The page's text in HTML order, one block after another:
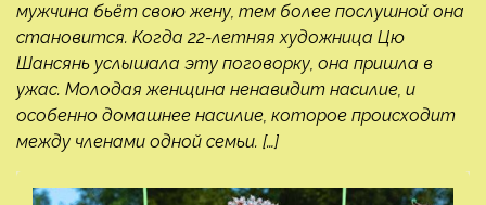
мужчина бьёт свою жену, тем более послушной она
становится. Когда 22-летняя художница Цю
Шансянь услышала эту поговорку, она пришла в
ужас. Молодая женщина ненавидит насилие, и
особенно домашнее насилие, которое происходит
между членами одной семьи. […]